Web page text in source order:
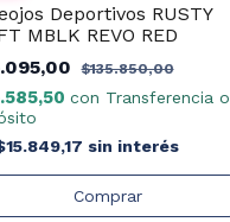
Deportivos RUSTY
MBLK REVO RED
$135.850,00
con Transferencia o
sin interés